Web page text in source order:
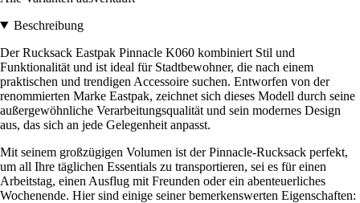
Beschreibung
Der Rucksack Eastpak Pinnacle K060 kombiniert Stil und
Funktionalität und ist ideal für Stadtbewohner, die nach einem
praktischen und trendigen Accessoire suchen. Entworfen von der
renommierten Marke Eastpak, zeichnet sich dieses Modell durch seine
außergewöhnliche Verarbeitungsqualität und sein modernes Design
aus, das sich an jede Gelegenheit anpasst.
Mit seinem großzügigen Volumen ist der Pinnacle-Rucksack perfekt,
um all Ihre täglichen Essentials zu transportieren, sei es für einen
Arbeitstag, einen Ausflug mit Freunden oder ein abenteuerliches
Wochenende. Hier sind einige seiner bemerkenswerten Eigenschaften: